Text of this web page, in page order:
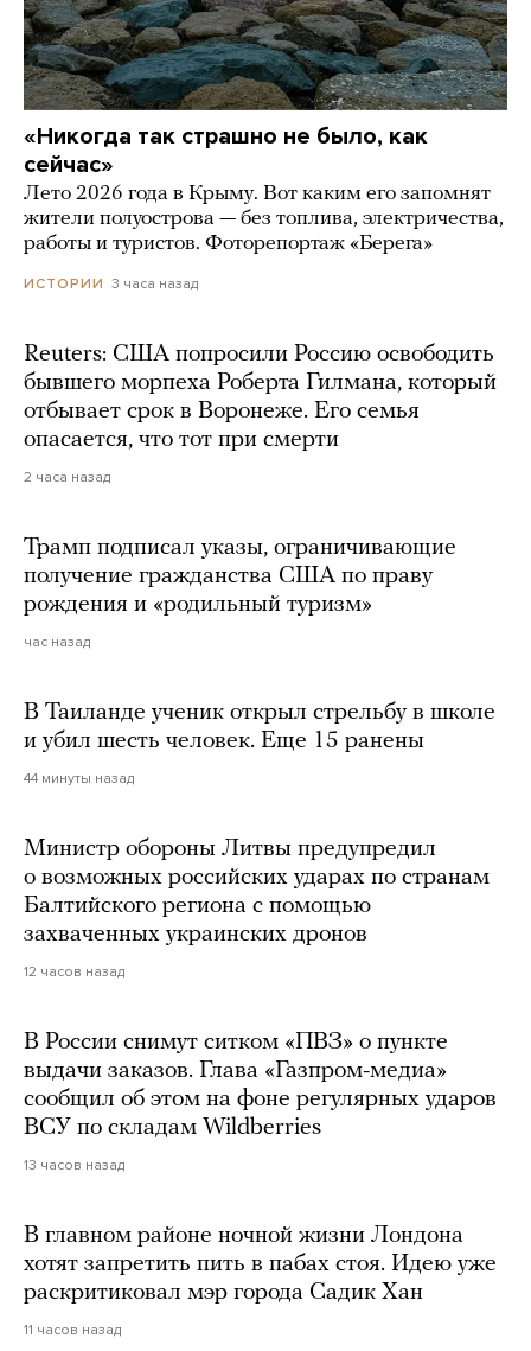
«Никогда так страшно не было, как
сейчас»
Лето 2026 года в Крыму. Вот каким его запомнят
жители полуострова — без топлива, электричества,
работы и туристов. Фоторепортаж «Берега»
ИСТОРИИ 3 часа назад
Reuters: США попросили Россию освободить
бывшего морпеха Роберта Гилмана, который
отбывает срок в Воронеже. Его семья
опасается, что тот при смерти
2 часа назад
Трамп подписал указы, ограничивающие
получение гражданства США по праву
рождения и «родильный туризм»
час назад
В Таиланде ученик открыл стрельбу в школе
и убил шесть человек. Еще 15 ранены
44 минуты назад
Министр обороны Литвы предупредил
о возможных российских ударах по странам
Балтийского региона с помощью
захваченных украинских дронов
12 часов назад
В России снимут ситком «ПВЗ» о пункте
выдачи заказов. Глава «Газпром-медиа»
сообщил об этом на фоне регулярных ударов
ВСУ по складам Wildberries
13 часов назад
В главном районе ночной жизни Лондона
хотят запретить пить в пабах стоя. Идею уже
раскритиковал мэр города Садик Хан
11 часов назад